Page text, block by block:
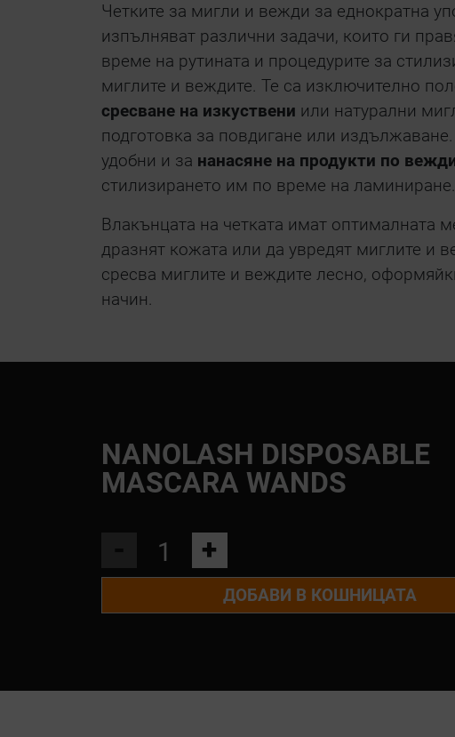
Четките за мигли и вежди за еднократна
изпълняват различни задачи, които ги
време на рутината и процедурите за
миглите и веждите. Те са изключително
сресване на изкуствени или натурални
подготовка за повдигане или издължаване.
удобни и за нанасяне на продукти по
стилизирането им по време на ламиниране.
Влакънцата на четката имат оптималната
дразнят кожата или да увредят миглите и
сресва миглите и веждите лесно,
начин.
NANOLASH DISPOSABLE
MASCARA WANDS
+
ДОБАВИ В КОШНИЦАТА